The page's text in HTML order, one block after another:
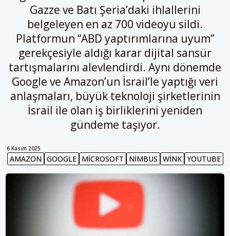
Gazze ve Batı Şeria’daki ihlallerini
belgeleyen en az 700 videoyu sildi.
Platformun “ABD yaptırımlarına uyum”
gerekçesiyle aldığı karar dijital sansür
tartışmalarını alevlendirdi. Aynı dönemde
Google ve Amazon’un İsrail’le yaptığı veri
anlaşmaları, büyük teknoloji şirketlerinin
İsrail ile olan iş birliklerini yeniden
gündeme taşıyor.
6 Kasım 2025
AMAZON GOOGLE MICROSOFT NIMBUS WINK YOUTUBE